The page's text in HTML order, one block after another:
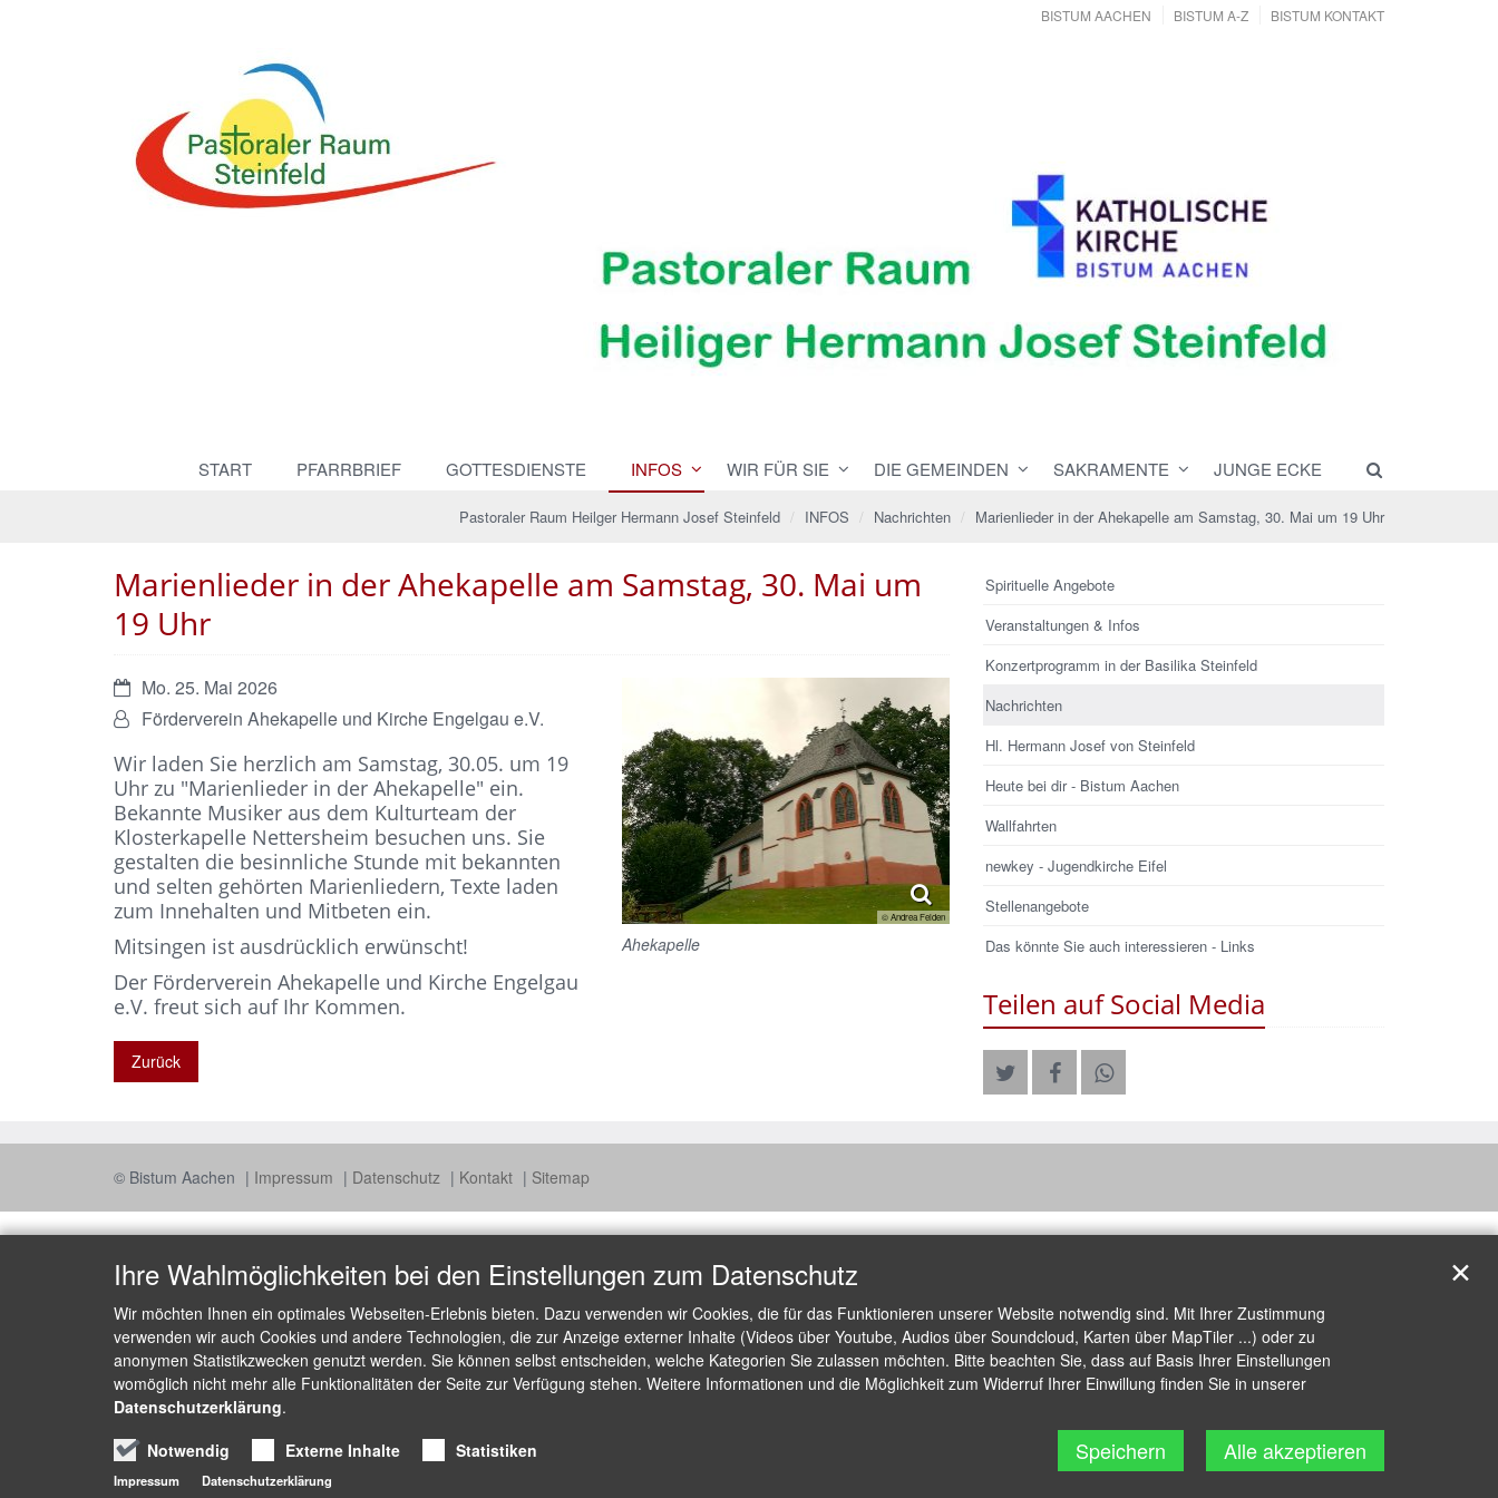
BISTUM AACHEN BISTUM A-Z BISTUM KONTAKT
START PFARRBRIEF GOTTESDIENSTE INFOS WIR FÜR SIE DIE GEMEINDEN SAKRAMENTE JUNGE ECKE
Pastoraler Raum Heilger Hermann Josef Steinfeld INFOS Nachrichten Marienlieder in der Ahekapelle am Samstag, 30. Mai um 19 Uhr
Marienlieder in der Ahekapelle am Samstag, 30. Mai um
19 Uhr
© Andrea Felden
Ahekapelle
Datum:Mo. 25. Mai 2026
Von:Förderverein Ahekapelle und Kirche Engelgau e.V.
Wir laden Sie herzlich am Samstag, 30.05. um 19
Uhr zu "Marienlieder in der Ahekapelle" ein.
Bekannte Musiker aus dem Kulturteam der
Klosterkapelle Nettersheim besuchen uns. Sie
gestalten die besinnliche Stunde mit bekannten
und selten gehörten Marienliedern, Texte laden
zum Innehalten und Mitbeten ein.
Mitsingen ist ausdrücklich erwünscht!
Der Förderverein Ahekapelle und Kirche Engelgau
e.V. freut sich auf Ihr Kommen.
Zurück
Spirituelle Angebote
Veranstaltungen & Infos
Konzertprogramm in der Basilika Steinfeld
Nachrichten
Hl. Hermann Josef von Steinfeld
Heute bei dir - Bistum Aachen
Wallfahrten
newkey - Jugendkirche Eifel
Stellenangebote
Das könnte Sie auch interessieren - Links
Teilen auf Social Media
© Bistum Aachen Impressum Datenschutz Kontakt Sitemap
Ihre Wahlmöglichkeiten bei den Einstellungen zum Datenschutz
Wir möchten Ihnen ein optimales Webseiten-Erlebnis bieten. Dazu verwenden wir Cookies, die für das Funktionieren unserer Website notwendig sind. Mit Ihrer Zustimmung
verwenden wir auch Cookies und andere Technologien, die zur Anzeige externer Inhalte (Videos über Youtube, Audios über Soundcloud, Karten über MapTiler ...) oder zu
anonymen Statistikzwecken genutzt werden. Sie können selbst entscheiden, welche Kategorien Sie zulassen möchten. Bitte beachten Sie, dass auf Basis Ihrer Einstellungen
womöglich nicht mehr alle Funktionalitäten der Seite zur Verfügung stehen. Weitere Informationen und die Möglichkeit zum Widerruf Ihrer Einwillung finden Sie in unserer
Datenschutzerklärung.
Notwendig
Externe Inhalte Statistiken Speichern Alle akzeptieren
✕
Impressum Datenschutzerklärung